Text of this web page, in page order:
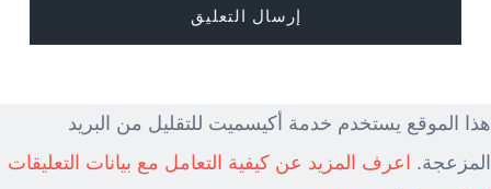
هذا الموقع يستخدم خدمة أكيسميت للتقليل من البريد
المزعجة.
اعرف المزيد عن كيفية التعامل مع بيانات التعليقات